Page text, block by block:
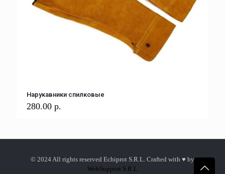
Нарукавники спилковые
280.00 р.
© 2024 All rights reserved Echiprot S.R.L. Crafted with ♥ by
WebSupport S.R.L